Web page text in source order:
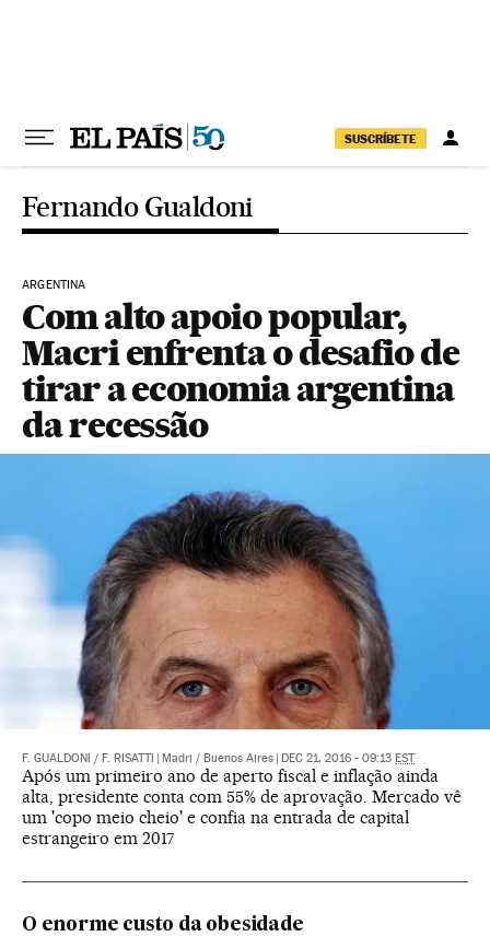
SUSCRÍBETE
Fernando Gualdoni
ARGENTINA
Com alto apoio popular,
Macri enfrenta o desafio de
tirar a economia argentina
da recessão
F. GUALDONI / F. RISATTI Madri / Buenos Aires DEC 21, 2016 - 09:13 EST
Após um primeiro ano de aperto fiscal e inflação ainda
alta, presidente conta com 55% de aprovação. Mercado vê
um 'copo meio cheio' e confia na entrada de capital
estrangeiro em 2017
O enorme custo da obesidade